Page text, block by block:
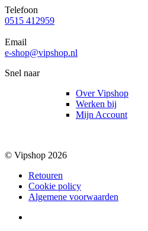
Telefoon
0515 412959
Email
e-shop@vipshop.nl
Snel naar
Over Vipshop
Werken bij
Mijn Account
© Vipshop 2026
Retouren
Cookie policy
Algemene voorwaarden